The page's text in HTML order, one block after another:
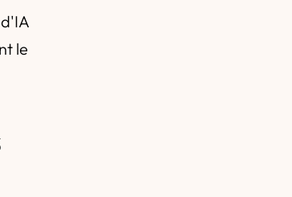
d'IA
le